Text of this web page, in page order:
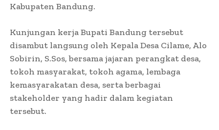
Kabupaten Bandung.
Kunjungan kerja Bupati Bandung tersebut
disambut langsung oleh Kepala Desa Cilame, Alo
Sobirin, S.Sos, bersama jajaran perangkat desa,
tokoh masyarakat, tokoh agama, lembaga
kemasyarakatan desa, serta berbagai
stakeholder yang hadir dalam kegiatan
tersebut.